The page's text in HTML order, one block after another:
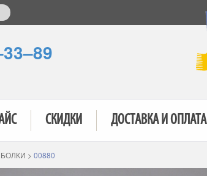
СКИДКИ ДОСТАВКА И ОПЛАТА
> 00880